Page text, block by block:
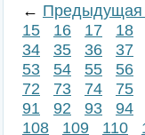
← Предыдущая
15
16 17
18
34
35 36
37
53
54 55
56
72
73 74
75
91
92 93
94
108
109 110